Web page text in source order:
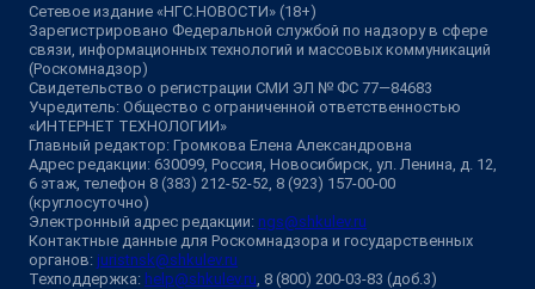
Сетевое издание «НГС.НОВОСТИ» (18+)
Зарегистрировано Федеральной службой по надзору в сфере
связи, информационных технологий и массовых коммуникаций
(Роскомнадзор)
Свидетельство о регистрации СМИ ЭЛ № ФС 77—84683
Учредитель: Общество с ограниченной ответственностью
«ИНТЕРНЕТ ТЕХНОЛОГИИ»
Главный редактор: Громкова Елена Александровна
Адрес редакции: 630099, Россия, Новосибирск, ул. Ленина, д. 12,
6 этаж, телефон 8 (383) 212-52-52, 8 (923) 157-00-00
(круглосуточно)
Электронный адрес редакции: ngs@shkulev.ru
Контактные данные для Роскомнадзора и государственных
органов: juristnsk@shkulev.ru
Техподдержка: help@shkulev.ru , 8 (800) 200-03-83 (доб.3)